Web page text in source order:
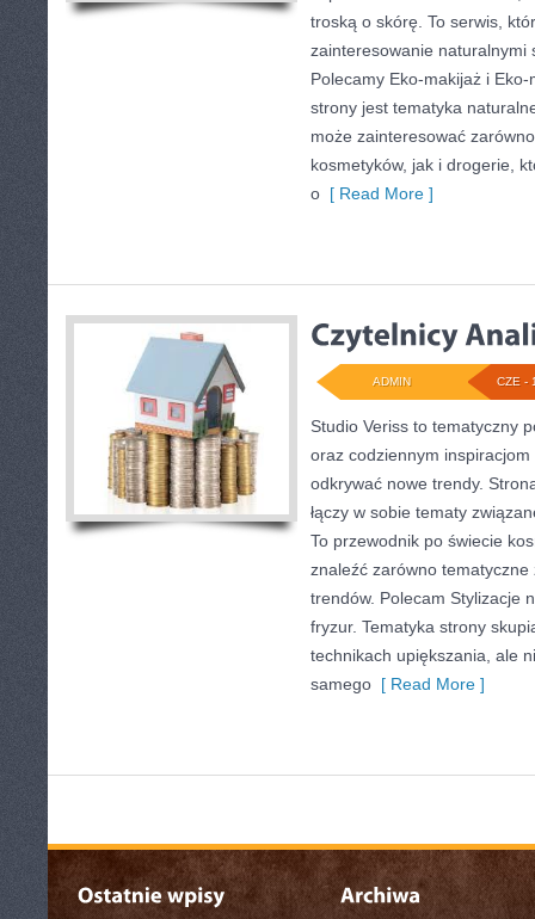
troską o skórę. To serwis,
zainteresowanie naturalnymi
Polecamy Eko-makijaż i
strony jest tematyka
może zainteresować
kosmetyków, jak i drogerie,
o [ Read More ]
CZE -
ADMIN
Studio Veriss to tematyczny
oraz codziennym
odkrywać nowe trendy.
łączy w sobie tematy
To przewodnik po świecie
znaleźć zarówno
trendów. Polecam Stylizacje
fryzur. Tematyka strony
technikach upiększania, ale
samego [ Read More ]